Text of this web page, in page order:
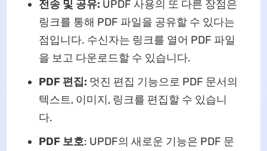
전송 및 공유: UPDF 사용의 또 다른 장점은
링크를 통해 PDF 파일을 공유할 수 있다는
점입니다. 수신자는 링크를 열어 PDF 파일
을 보고 다운로드할 수 있습니다.
PDF 편집: 멋진 편집 기능으로 PDF 문서의
텍스트, 이미지, 링크를 편집할 수 있습니
다.
PDF 보호: UPDF의 새로운 기능은 PDF 문